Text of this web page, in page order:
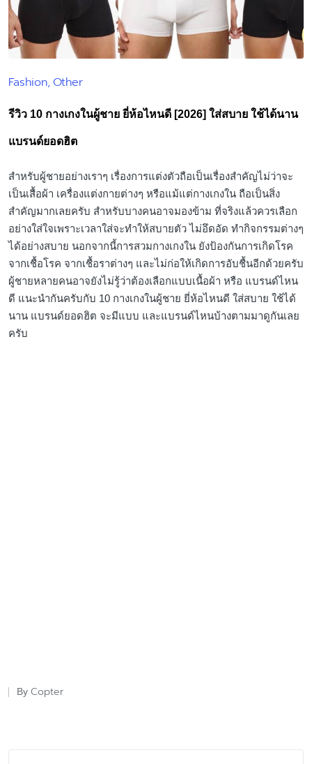
Posted
Fashion Other
รีวิว 10 กางเกงในผู้ชาย ยี่ห้อไหนดี [2026] ใส่สบาย ใช้ได้นาน
แบรนด์ยอดฮิต
สำหรับผู้ชายอย่างเราๆ เรื่องการแต่งตัวถือเป็นเรื่องสำคัญไม่ว่าจะ
เป็นเสื้อผ้า เครื่องแต่งกายต่างๆ หรือแม้แต่กางเกงใน ถือเป็นสิ่ง
สำคัญมากเลยครับ สำหรับบางคนอาจมองข้าม ที่จริงแล้วควรเลือก
อย่างใส่ใจเพราะเวลาใส่จะทำให้สบายตัว ไม่อึดอัด ทำกิจกรรมต่างๆ
ได้อย่างสบาย นอกจากนี้การสวมกางเกงใน ยังป้องกันการเกิดโรค
จากเชื้อโรค จากเชื้อราต่างๆ และไม่ก่อให้เกิดการอับชื้นอีกด้วยครับ
ผู้ชายหลายคนอาจยังไม่รู้ว่าต้องเลือกแบบเนื้อผ้า หรือ แบรนด์ไหน
ดี แนะนำกันครับกับ 10 กางเกงในผู้ชาย ยี่ห้อไหนดี ใส่สบาย ใช้ได้
นาน แบรนด์ยอดฮิต จะมีแบบ และแบรนด์ไหนบ้างตามมาดูกันเลย
ครับ
Posted
By Copter